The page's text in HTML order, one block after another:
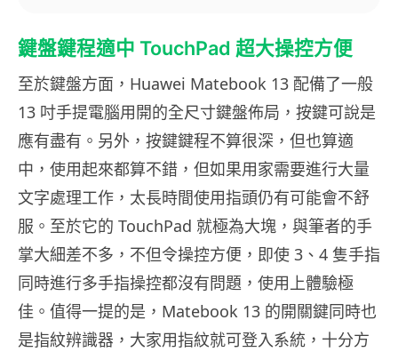
鍵盤鍵程適中 TouchPad 超大操控方便
至於鍵盤方面，Huawei Matebook 13 配備了一般
13 吋手提電腦用開的全尺寸鍵盤佈局，按鍵可說是
應有盡有。另外，按鍵鍵程不算很深，但也算適
中，使用起來都算不錯，但如果用家需要進行大量
文字處理工作，太長時間使用指頭仍有可能會不舒
服。至於它的 TouchPad 就極為大塊，與筆者的手
掌大細差不多，不但令操控方便，即使 3、4 隻手指
同時進行多手指操控都沒有問題，使用上體驗極
佳。值得一提的是，Matebook 13 的開關鍵同時也
是指紋辨識器，大家用指紋就可登入系統，十分方